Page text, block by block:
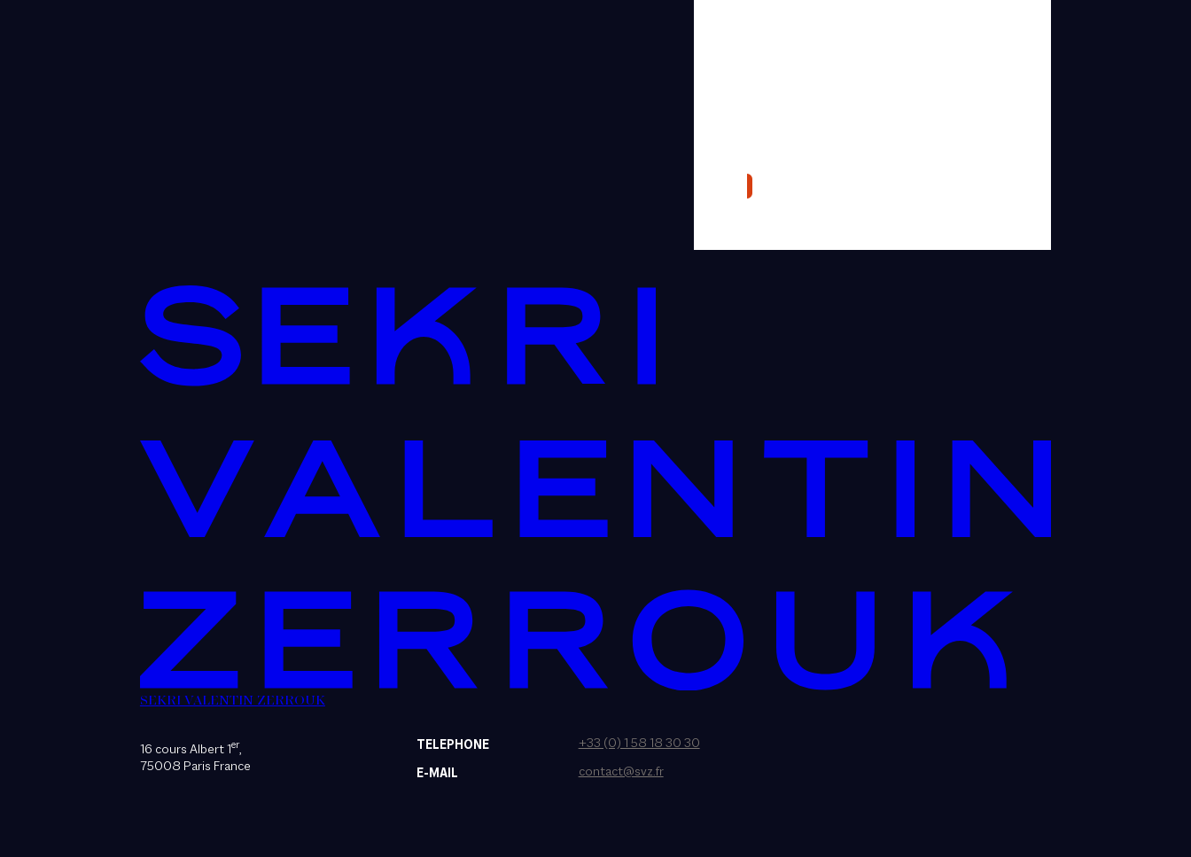
SEKRI VALENTIN ZERROUK
16 cours Albert 1er,
75008 Paris France
TELEPHONE +33 (0) 1 58 18 30 30
E-MAIL contact@svz.fr